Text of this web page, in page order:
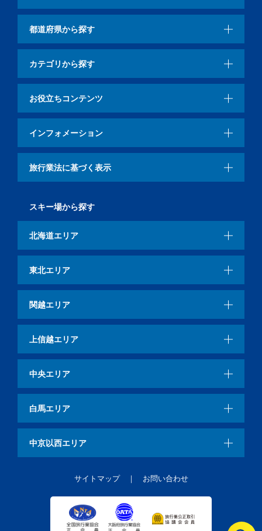
都道府県から探す
カテゴリから探す
お役立ちコンテンツ
インフォメーション
旅行業法に基づく表示
スキー場から探す
北海道エリア
東北エリア
関越エリア
上信越エリア
中央エリア
白馬エリア
中京以西エリア
サイトマップ お問い合わせ